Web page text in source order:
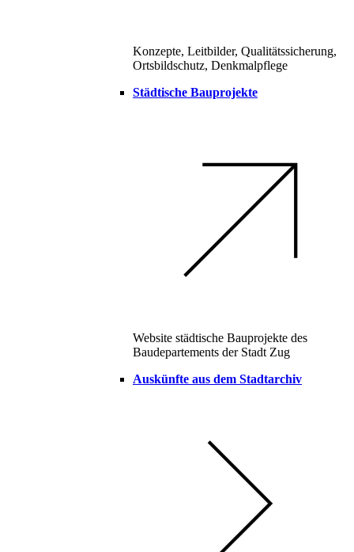
Konzepte, Leitbilder, Qualitätssicherung,
Ortsbildschutz, Denkmalpflege
Städtische Bauprojekte
Website städtische Bauprojekte des
Baudepartements der Stadt Zug
Auskünfte aus dem Stadtarchiv